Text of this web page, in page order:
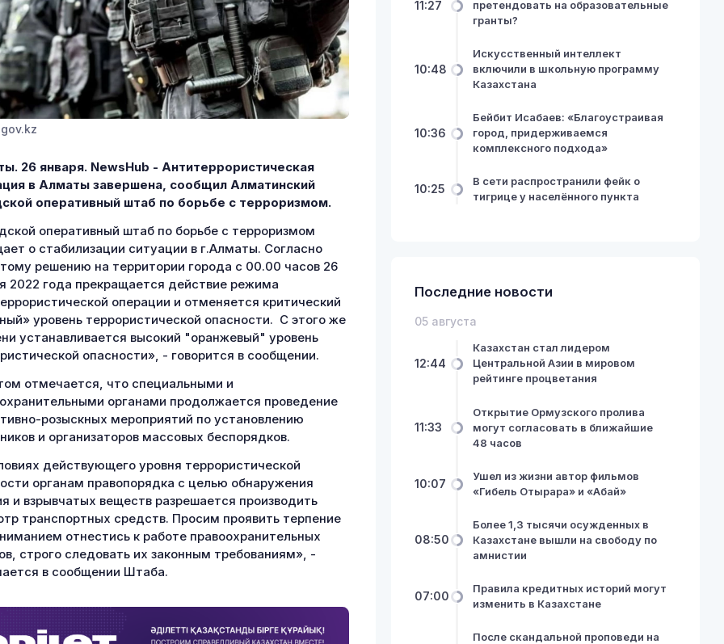
26 января. NewsHub - Антитеррористическая
в Алматы завершена, сообщил Алматинский
оперативный штаб по борьбе с терроризмом.
оперативный штаб по борьбе с терроризмом
о стабилизации ситуации в г.Алматы. Согласно
решению на территории города с 00.00 часов 26
2022 года прекращается действие режима
операции и отменяется критический
уровень террористической опасности. C этого же
устанавливается высокий "оранжевый" уровень
опасности», - говорится в сообщении.
отмечается, что специальными и
органами продолжается проведение
розыскных мероприятий по установлению
и организаторов массовых беспорядков.
действующего уровня террористической
органам правопорядка с целью обнаружения
и взрывчатых веществ разрешается производить
транспортных средств. Просим проявить терпение
отнестись к работе правоохранительных
строго следовать их законным требованиям», -
в сообщении Штаба.
11:27
претендовать на образовательные
гранты?
10:48
Искусственный интеллект
включили в школьную программу
Казахстана
10:36
Бейбит Исабаев: «Благоустраивая
город, придерживаемся
комплексного подхода»
10:25
В сети распространили фейк о
тигрице у населённого пункта
Последние новости
05 августа
12:44
Казахстан стал лидером
Центральной Азии в мировом
рейтинге процветания
11:33
Открытие Ормузского пролива
могут согласовать в ближайшие
48 часов
10:07
Ушел из жизни автор фильмов
«Гибель Отырара» и «Абай»
08:50
Более 1,3 тысячи осужденных в
Казахстане вышли на свободу по
амнистии
07:00
Правила кредитных историй могут
изменить в Казахстане
После скандальной проповеди на